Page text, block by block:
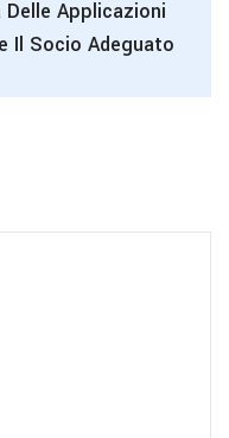
Applicazioni
Il Socio Adeguato